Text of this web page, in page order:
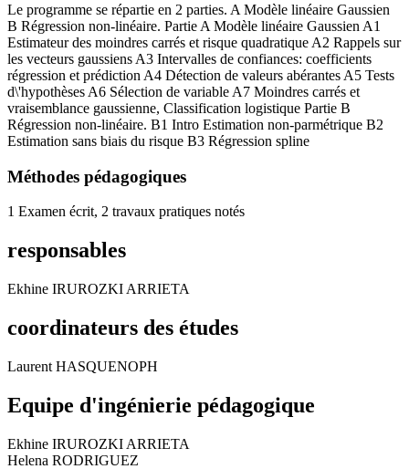
Le programme se répartie en 2 parties. A Modèle linéaire Gaussien
B Régression non-linéaire. Partie A Modèle linéaire Gaussien A1
Estimateur des moindres carrés et risque quadratique A2 Rappels sur
les vecteurs gaussiens A3 Intervalles de confiances: coefficients
régression et prédiction A4 Détection de valeurs abérantes A5 Tests
d\'hypothèses A6 Sélection de variable A7 Moindres carrés et
vraisemblance gaussienne, Classification logistique Partie B
Régression non-linéaire. B1 Intro Estimation non-parmétrique B2
Estimation sans biais du risque B3 Régression spline
Méthodes pédagogiques
1 Examen écrit, 2 travaux pratiques notés
responsables
Ekhine IRUROZKI ARRIETA
coordinateurs des études
Laurent HASQUENOPH
Equipe d'ingénierie pédagogique
Ekhine IRUROZKI ARRIETA
Helena RODRIGUEZ